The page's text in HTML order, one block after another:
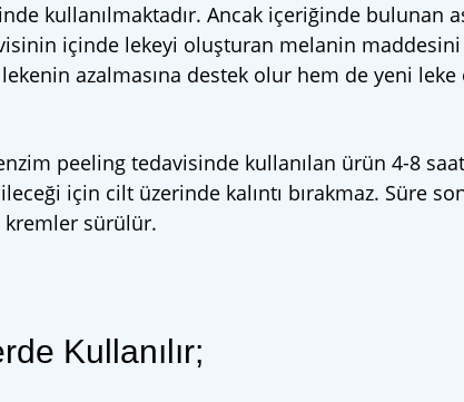
kullanılmaktadır. Ancak içeriğinde bulunan
içinde lekeyi oluşturan melanin
azalmasına destek olur hem de yeni
peeling tedavisinde kullanılan ürün 4-8
için cilt üzerinde kalıntı bırakmaz. Süre
kremler sürülür.
Kullanılır;